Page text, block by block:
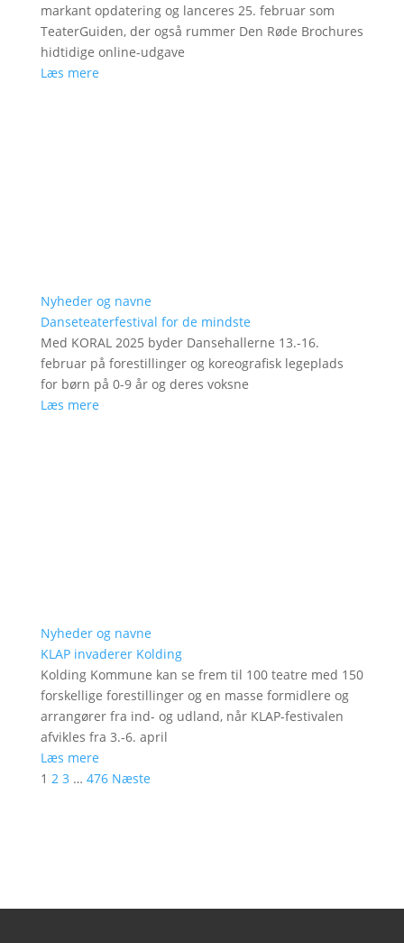
markant opdatering og lanceres 25. februar som
TeaterGuiden, der også rummer Den Røde Brochures
hidtidige online-udgave
Læs mere
Nyheder og navne
Danseteaterfestival for de mindste
Med KORAL 2025 byder Dansehallerne 13.-16.
februar på forestillinger og koreografisk legeplads
for børn på 0-9 år og deres voksne
Læs mere
Nyheder og navne
KLAP invaderer Kolding
Kolding Kommune kan se frem til 100 teatre med 150
forskellige forestillinger og en masse formidlere og
arrangører fra ind- og udland, når KLAP-festivalen
afvikles fra 3.-6. april
Læs mere
1 2 3 … 476 Næste